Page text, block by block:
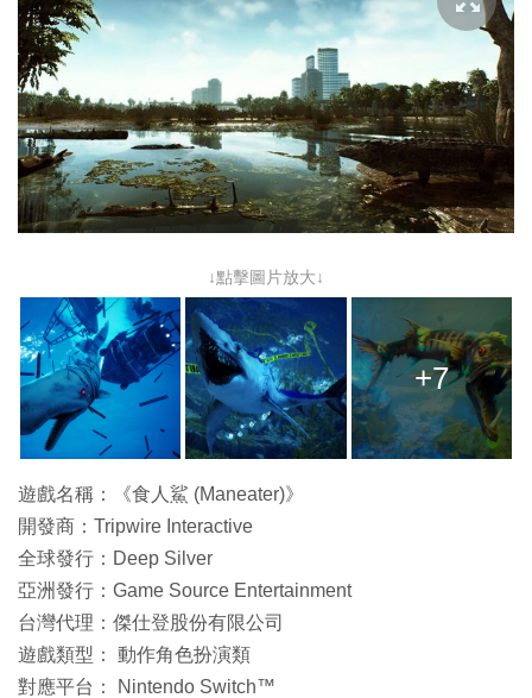
↓點擊圖片放大↓
+7
遊戲名稱：《食人鯊 (Maneater)》
開發商：Tripwire Interactive
全球發行：Deep Silver
亞洲發行：Game Source Entertainment
台灣代理：傑仕登股份有限公司
遊戲類型： 動作角色扮演類
對應平台： Nintendo Switch™